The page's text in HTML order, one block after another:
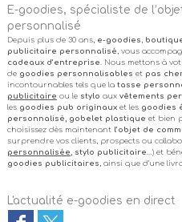
E-goodies, spécialiste de
personnalisé
Depuis plus de 30 ans, e-goodies ,
publicitaire personnalisé , vous
cadeaux d’entreprise. Nous mettons à
de goodies personnalisables et pas
incontournables tels que la tasse
publicitaire ou le stylo aux vêtements
les goodies pub originauxet les goodies
personnalisé, gobelet plastique et bien
choisissez dès maintenant l’objet de
surprendre vos clients, prospects ou
personnalisée, stylo publicitaire…) et
goodies publicitaires , ainsi que d’une
L'actualité e-goodies en direct